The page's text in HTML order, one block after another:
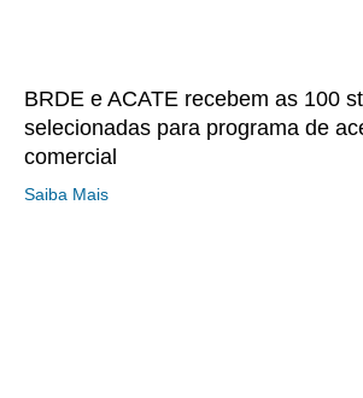
BRDE e ACATE recebem as 100
selecionadas para programa de
comercial
Saiba Mais